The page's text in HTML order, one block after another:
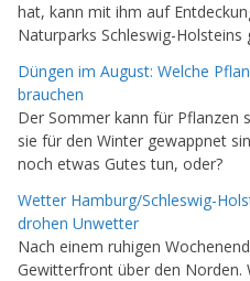
hat, kann mit ihm auf
Naturparks Schleswig-Holsteins
Düngen im August: Welche
brauchen
Der Sommer kann für Pflanzen
sie für den Winter gewappnet
noch etwas Gutes tun, oder?
Wetter Hamburg/Schleswig-
drohen Unwetter
Nach einem ruhigen
Gewitterfront über den Norden.